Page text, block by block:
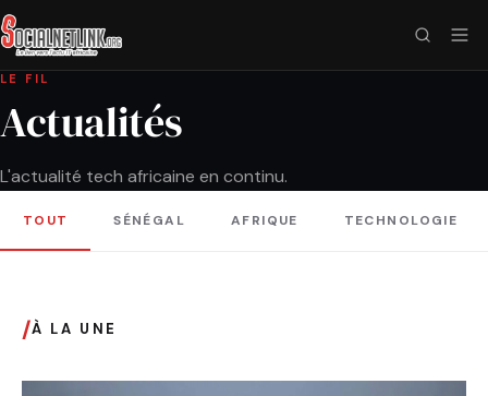
LE FIL
Actualités
L'actualité tech africaine en continu.
TOUT SÉNÉGAL AFRIQUE TECHNOLOGIE
/À LA UNE